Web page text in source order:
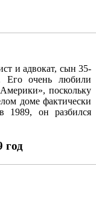
и адвокат, сын 35-
Его очень любили
поскольку
доме фактически
1989, он разбился
год